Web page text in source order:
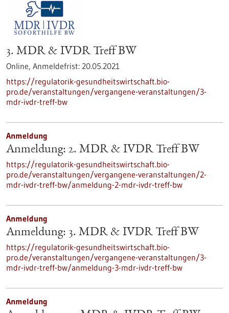
3. MDR & IVDR Treff BW
Online, Anmeldefrist: 20.05.2021
https://regulatorik-gesundheitswirtschaft.bio-
pro.de/veranstaltungen/vergangene-veranstaltungen/3-
mdr-ivdr-treff-bw
Anmeldung
Anmeldung: 2. MDR & IVDR Treff BW
https://regulatorik-gesundheitswirtschaft.bio-
pro.de/veranstaltungen/vergangene-veranstaltungen/2-
mdr-ivdr-treff-bw/anmeldung-2-mdr-ivdr-treff-bw
Anmeldung
Anmeldung: 3. MDR & IVDR Treff BW
https://regulatorik-gesundheitswirtschaft.bio-
pro.de/veranstaltungen/vergangene-veranstaltungen/3-
mdr-ivdr-treff-bw/anmeldung-3-mdr-ivdr-treff-bw
Anmeldung